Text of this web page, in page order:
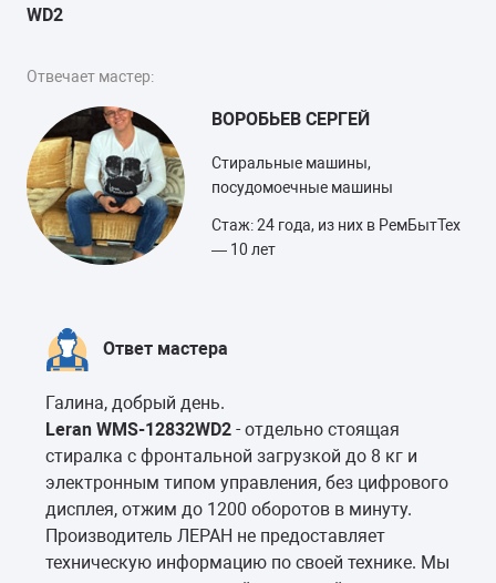
WD2
Отвечает мастер:
ВОРОБЬЕВ СЕРГЕЙ
Стиральные машины,
посудомоечные машины
Стаж: 24 года, из них в РемБытТех
— 10 лет
Ответ мастера
Галина, добрый день.
Leran WMS-12832WD2 - отдельно стоящая
стиралка с фронтальной загрузкой до 8 кг и
электронным типом управления, без цифрового
дисплея, отжим до 1200 оборотов в минуту.
Производитель ЛЕРАН не предоставляет
техническую информацию по своей технике. Мы